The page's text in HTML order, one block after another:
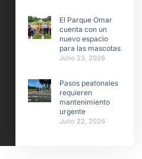
El Parque Omar
cuenta con un
nuevo espacio
para las mascotas
Julio 23, 2026
Pasos peatonales
requieren
mantenimiento
urgente
Julio 22, 2026